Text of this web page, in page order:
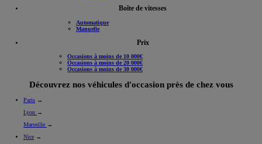
Boîte de vitesses
Automatique
Manuelle
Prix
Occasions à moins de 10 000€
Occasions à moins de 20 000€
Occasions à moins de 30 000€
Découvrez nos véhicules d'occasion près de chez vous
Paris →
Lyon →
Marseille →
Nice →